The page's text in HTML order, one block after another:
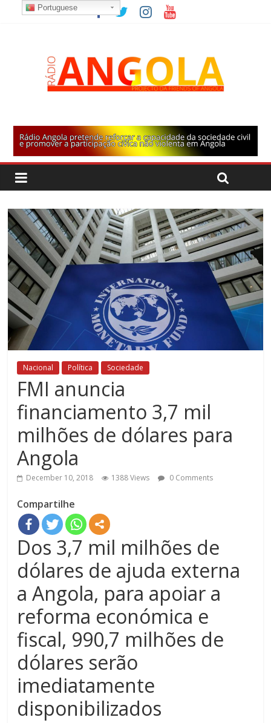
Nacional Política Sociedade
FMI anuncia
financiamento 3,7 mil
milhões de dólares para
Angola
December 10, 2018 1388 Views 0 Comments
Compartilhe
Dos 3,7 mil milhões de
dólares de ajuda externa
a Angola, para apoiar a
reforma económica e
fiscal, 990,7 milhões de
dólares serão
imediatamente
disponibilizados
Portuguese